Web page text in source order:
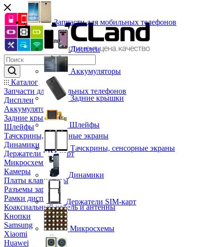
Каталог
Запчасти для мобильных телефонов
Дисплеи
Аккумуляторы
Задние крышки
Шлейфы
Тачскрины, сенсорные экраны
Динамики
Держатели SIM-карт
Микросхемы
Камеры
Платы клавиатуры
Разъемы зарядки
Рамки дисплея
Коаксиальный кабель и антенны
Кнопки
Samsung
Xiaomi
Huawei
Запчасти для мобильных телефонов
Дисплеи
Аккумуляторы
Задние крышки
Шлейфы
Тачскрины, сенсорные экраны
Динамики
Держатели SIM-карт
Микросхемы